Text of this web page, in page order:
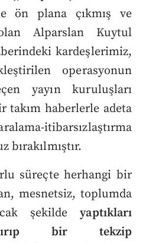
ön plana çıkmış ve
Alparslan Kuytul
kardeşlerimiz,
operasyonun
yayın kuruluşları
takım haberlerle adeta
itibarsızlaştırma
bırakılmıştır.
süreçte herhangi bir
mesnetsiz, toplumda
şekildeyaptıkları
bir tekzip